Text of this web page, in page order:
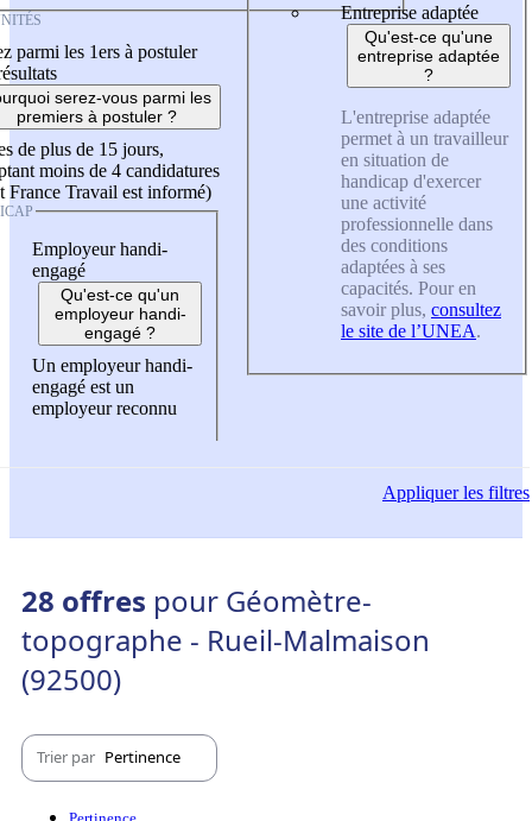
parmi les 1ers à postuler
serez-vous parmi les
premiers à postuler ?
de plus de 15 jours,
moins de 4 candidatures
France Travail est informé)
Employeur handi-
engagé
Qu'est-ce qu'un
employeur handi-
engagé ?
Un employeur handi-
engagé est un
employeur reconnu
Entreprise adaptée
Qu'est-ce qu'une
entreprise adaptée
?
L'entreprise adaptée
permet à un travailleur
en situation de
handicap d'exercer
une activité
professionnelle dans
des conditions
adaptées à ses
capacités. Pour en
savoir plus, consultez
le site de l’UNEA.
Appliquerles filtres
28 offres pour Géomètre-
topographe - Rueil-Malmaison
(92500)
Trier par Pertinence